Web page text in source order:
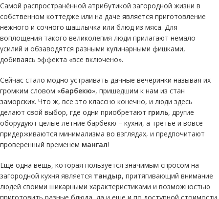
Самой распространённой атрибутикой загородной жизни в
собственном коттедже или на даче является приготовление
нежного и сочного шашлычка или блюд из мяса. Для
воплощения такого великолепия люди прилагают немало
усилий и обзаводятся разными кулинарными фишками,
добиваясь эффекта «все включено».
Сейчас стало модно устраивать дачные вечеринки называя их
громким словом «барбекю», пришедшим к нам из стан
заморских. Что ж, все это классно конечно, и люди здесь
делают свой выбор, где одни приобретают гриль, другие
оборудуют целые летние барбекю – кухни, а третье и вовсе
придерживаются минимализма во взглядах, и предпочитают
проверенный временем мангал!
Еще одна вещь, которая пользуется значимым спросом на
загородной кухня является тандыр, притягивающий внимание
людей своими шикарными характеристиками и возможностью
приготовить разные блюда, да и еще и по доступной стоимости.